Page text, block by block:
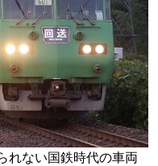
れない国鉄時代の車両